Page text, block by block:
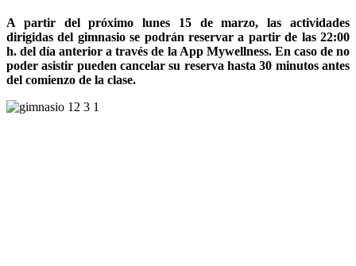
A partir del próximo lunes 15 de marzo, las actividades
dirigidas del gimnasio se podrán reservar a partir de las 22:00
h. del día anterior a través de la App Mywellness. En caso de no
poder asistir pueden cancelar su reserva hasta 30 minutos antes
del comienzo de la clase.